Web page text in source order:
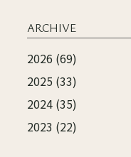
ARCHIVE
2026 (69)
2025 (33)
2024 (35)
2023 (22)